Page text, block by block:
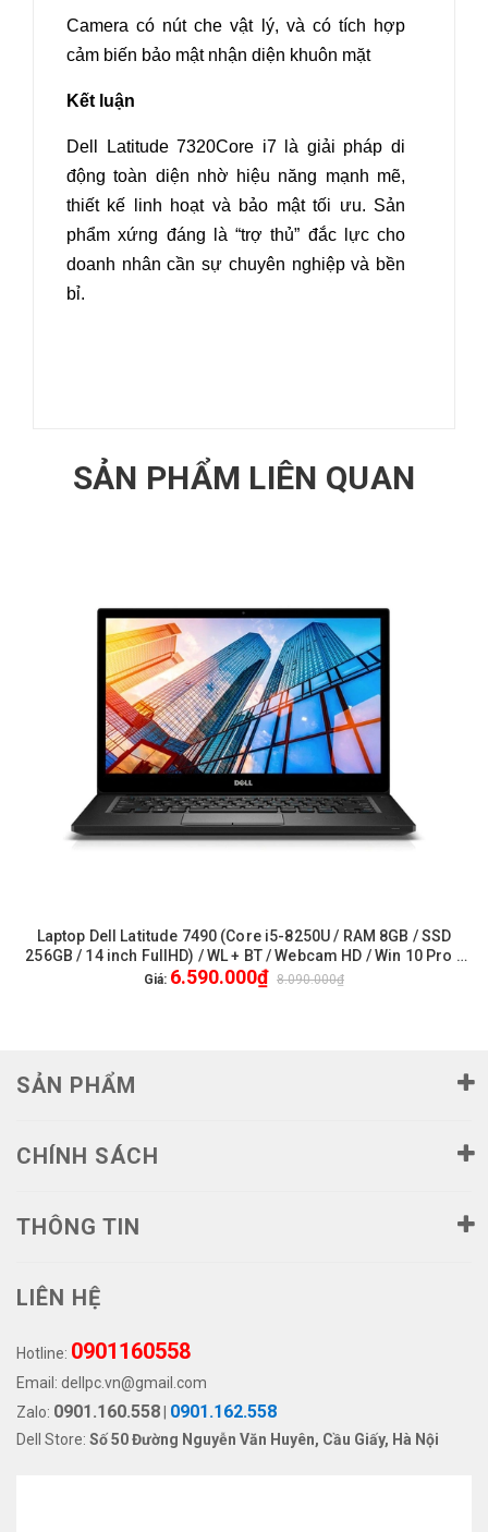
Camera có nút che vật lý, và có tích hợp
cảm biến bảo mật nhận diện khuôn mặt
Kết luận
Dell Latitude 7320Core i7 là giải pháp di
động toàn diện nhờ hiệu năng mạnh mẽ,
thiết kế linh hoạt và bảo mật tối ưu. Sản
phẩm xứng đáng là “trợ thủ” đắc lực cho
doanh nhân cần sự chuyên nghiệp và bền
bỉ.
SẢN PHẨM LIÊN QUAN
Laptop Dell Latitude 7490 (Core i5-8250U / RAM 8GB / SSD
256GB / 14 inch FullHD) / WL + BT / Webcam HD / Win 10 Pro -
Like New
Giá: 6.590.000₫ 8.090.000₫
SẢN PHẨM
CHÍNH SÁCH
THÔNG TIN
LIÊN HỆ
Hotline: 0901160558
Email: dellpc.vn@gmail.com
Zalo: 0901.160.558| 0901.162.558
Dell Store: Số 50 Đường Nguyễn Văn Huyên, Cầu Giấy, Hà Nội